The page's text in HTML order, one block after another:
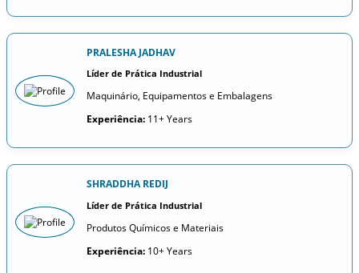
PRALESHA JADHAV
Líder de Prática Industrial
Maquinário, Equipamentos e Embalagens
Experiência: 11+ Years
SHRADDHA REDIJ
Líder de Prática Industrial
Produtos Químicos e Materiais
Experiência: 10+ Years